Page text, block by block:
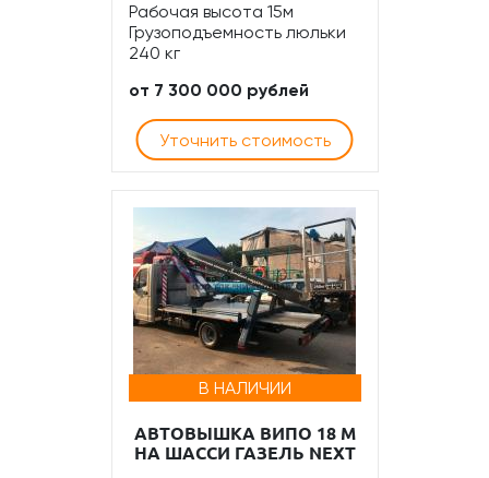
Рабочая высота 15м
Грузоподъемность люльки
240 кг
от 7 300 000 рублей
Уточнить стоимость
В НАЛИЧИИ
АВТОВЫШКА ВИПО 18 М
НА ШАССИ ГАЗЕЛЬ NEXT